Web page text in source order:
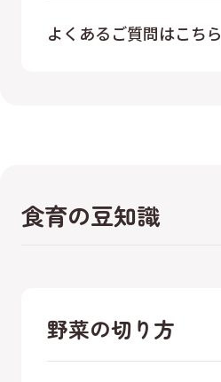
よくあるご質問はこちら
食育の豆知識
野菜の切り方